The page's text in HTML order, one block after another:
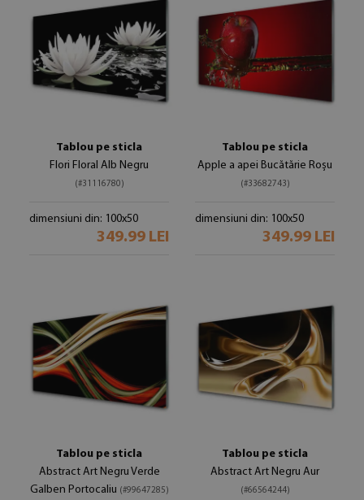
Tablou pe sticla
Flori Floral Alb Negru
(#31116780)
dimensiuni din: 100x50
349.99 LEI
Tablou pe sticla
Apple a apei Bucătărie Roșu
(#33682743)
dimensiuni din: 100x50
349.99 LEI
Tablou pe sticla
Abstract Art Negru Verde
Galben Portocaliu (#99647285)
Tablou pe sticla
Abstract Art Negru Aur
(#66564244)